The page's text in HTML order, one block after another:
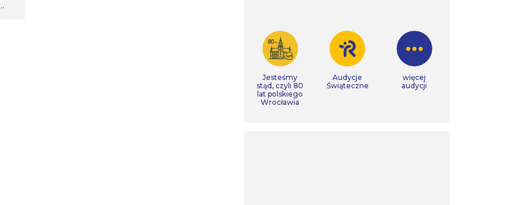
Jesteśmy
stąd, czyli 80
lat polskiego
Wrocławia
Audycje
Świąteczne
więcej
audycji